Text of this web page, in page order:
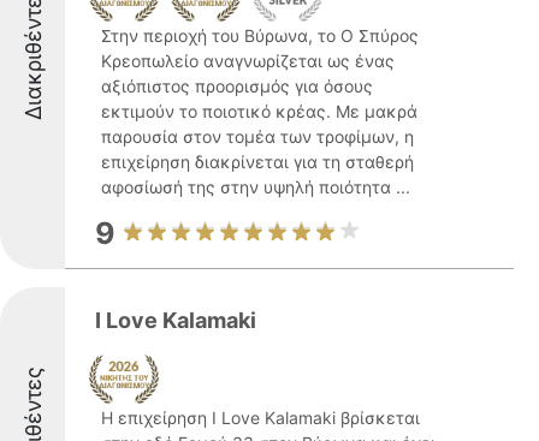
Διακριθέντες
Στην περιοχή του Βύρωνα, το Ο Σπύρος
Κρεοπωλείο αναγνωρίζεται ως ένας
αξιόπιστος προορισμός για όσους
εκτιμούν το ποιοτικό κρέας. Με μακρά
παρουσία στον τομέα των τροφίμων, η
επιχείρηση διακρίνεται για τη σταθερή
αφοσίωσή της στην υψηλή ποιότητα ...
9
I Love Kalamaki
Η επιχείρηση I Love Kalamaki βρίσκεται